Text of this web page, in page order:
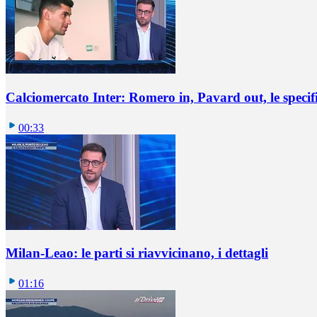
Calciomercato Inter: Romero in, Pavard out, le
00:33
Milan-Leao: le parti si riavvicinano, i dettagli
01:16